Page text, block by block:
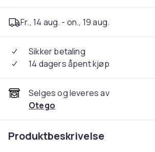
Fr., 14 aug. - on., 19 aug.
Sikker betaling
14 dagers åpent kjøp
Selges og leveres av
Otego
Produktbeskrivelse